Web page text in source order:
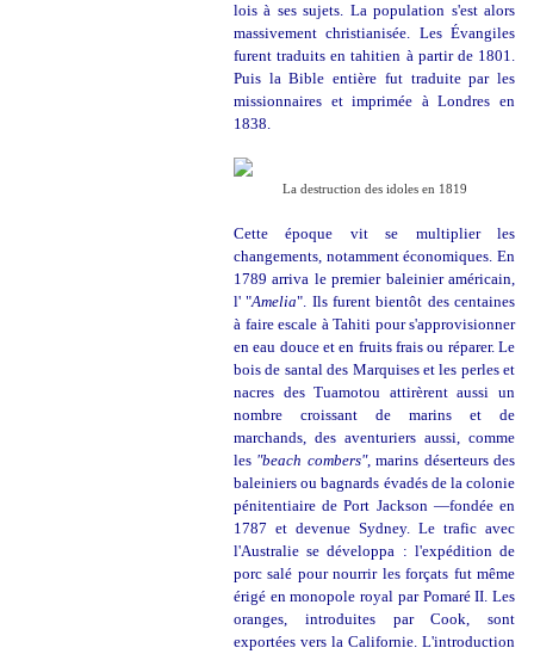
lois à ses sujets. La population s'est alors
massivement christianisée. Les Évangiles
furent traduits en tahitien à partir de 1801.
Puis la Bible entière fut traduite par les
missionnaires et imprimée à Londres en
1838.
La destruction des idoles en 1819
Cette époque vit se multiplier les
changements, notamment économiques. En
1789 arriva le premier baleinier américain,
l' "Amelia". Ils furent bientôt des centaines
à faire escale à Tahiti pour s'approvisionner
en eau douce et en fruits frais ou réparer. Le
bois de santal des Marquises et les perles et
nacres des Tuamotou attirèrent aussi un
nombre croissant de marins et de
marchands, des aventuriers aussi, comme
les "beach combers", marins déserteurs des
baleiniers ou bagnards évadés de la colonie
pénitentiaire de Port Jackson —fondée en
1787 et devenue Sydney. Le trafic avec
l'Australie se développa : l'expédition de
porc salé pour nourrir les forçats fut même
érigé en monopole royal par Pomaré II. Les
oranges, introduites par Cook, sont
exportées vers la Californie. L'introduction